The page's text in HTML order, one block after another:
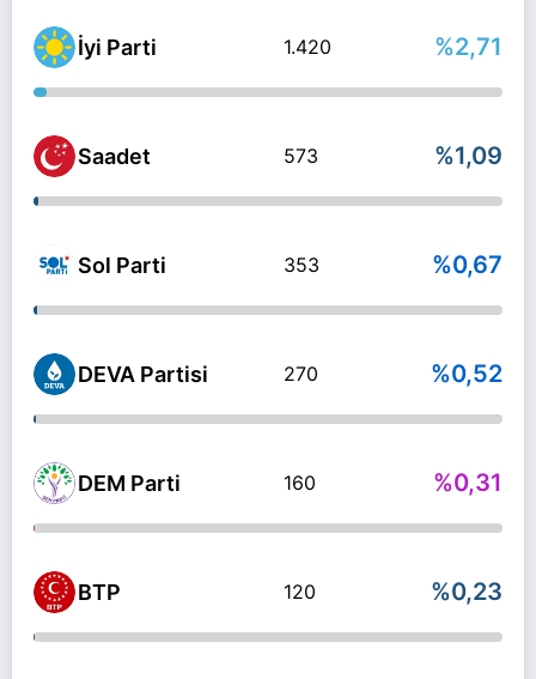
İyi Parti 1.420 %2,71
Saadet 573 %1,09
Sol Parti 353 %0,67
DEVA Partisi 270 %0,52
DEM Parti 160 %0,31
BTP 120 %0,23